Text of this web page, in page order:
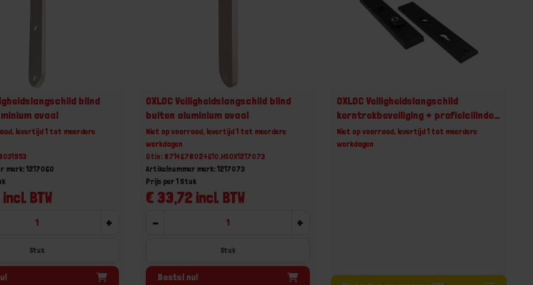
blind
ovaal
levertijd 1 tot meerdere
merk: 1217060
BTW
+
Stuk
OXLOC Veiligheidslangschild blind
buiten aluminium ovaal
Niet op voorraad, levertijd 1 tot meerdere
werkdagen
Gtin: 8714678024610,HSOX1217073
Artikelnummer merk: 1217073
€ 33,72 incl. BTW
Prijs per 1 Stuk
- +
Stuk
Bestel nu!
OXLOC Veiligheidslangschild
kerntrekbeveiliging + profielcilinder
recht zwart
Niet op voorraad, levertijd 1 tot meerdere
werkdagen